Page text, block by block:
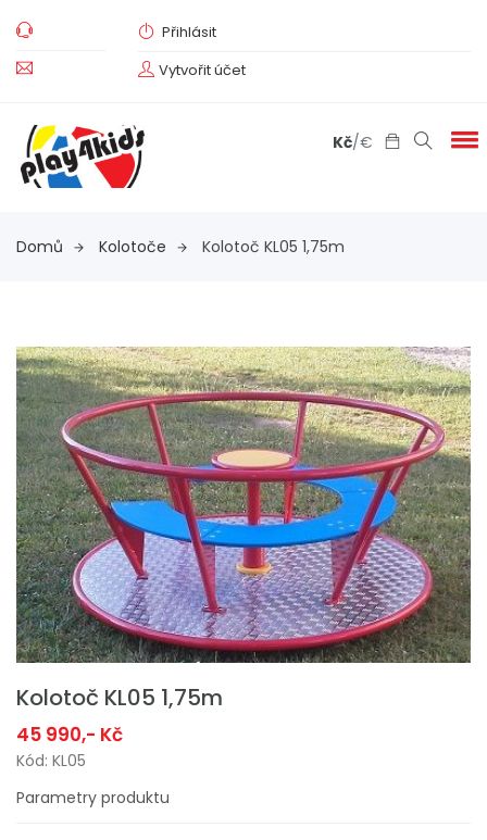
Přihlásit
Vytvořit účet
Kč/€
Domů Kolotoče Kolotoč KL05 1,75m
Kolotoč KL05 1,75m
45 990,- Kč
Kód: KL05
Parametry produktu